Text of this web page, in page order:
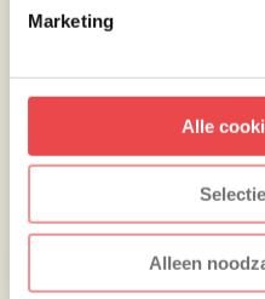
Marketing
Alle
Alleen
Maak je mijn Broodje
plaats je dit op
gerecht in mijn story!